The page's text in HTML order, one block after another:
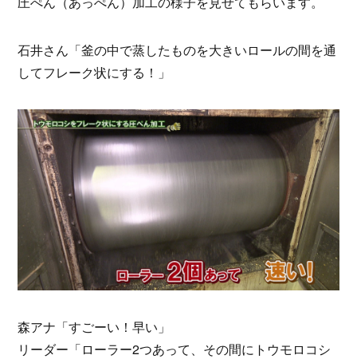
石井さん「釜の中で蒸したものを大きいロールの間を通
してフレーク状にする！」
森アナ「すごーい！早い」
リーダー「ローラー2つあって、その間にトウモロコシ